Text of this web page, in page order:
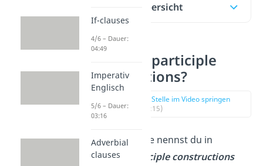
Inhaltsübersicht
Was sind participle
constructions?
zur Stelle im Video springen
(00:15)
Partizipialsätze nennst du in
Englisch
participle constructions
If-clauses
4/6 – Dauer:
04:49
Imperativ
Englisch
5/6 – Dauer:
03:16
Adverbial
clauses